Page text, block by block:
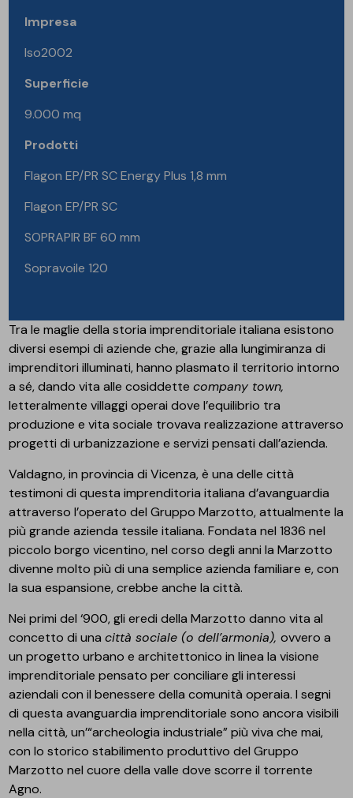
Impresa
Iso2002
Superficie
9.000 mq
Prodotti
Flagon EP/PR SC Energy Plus 1,8 mm
Flagon EP/PR SC
SOPRAPIR BF 60 mm
Sopravoile 120
Tra le maglie della storia imprenditoriale italiana esistono
diversi esempi di aziende che, grazie alla lungimiranza di
imprenditori illuminati, hanno plasmato il territorio intorno
a sé, dando vita alle cosiddettecompany town,
letteralmente villaggi operai dove l’equilibrio tra
produzione e vita sociale trovava realizzazione attraverso
progetti di urbanizzazione e servizi pensati dall’azienda.
Valdagno, in provincia di Vicenza, è una delle città
testimoni di questa imprenditoria italiana d’avanguardia
attraverso l’operato del Gruppo Marzotto, attualmente la
più grande azienda tessile italiana. Fondata nel 1836 nel
piccolo borgo vicentino, nel corso degli anni la Marzotto
divenne molto più di una semplice azienda familiare e, con
la sua espansione, crebbe anche la città.
Nei primi del ‘900, gli eredi della Marzotto danno vita al
concetto di unacittà sociale (o dell’armonia),ovvero a
un progetto urbano e architettonico in linea la visione
imprenditoriale pensato per conciliare gli interessi
aziendali con il benessere della comunità operaia. I segni
di questa avanguardia imprenditoriale sono ancora visibili
nella città, un’“archeologia industriale” più viva che mai,
con lo storico stabilimento produttivo del Gruppo
Marzotto nel cuore della valle dove scorre il torrente
Agno.